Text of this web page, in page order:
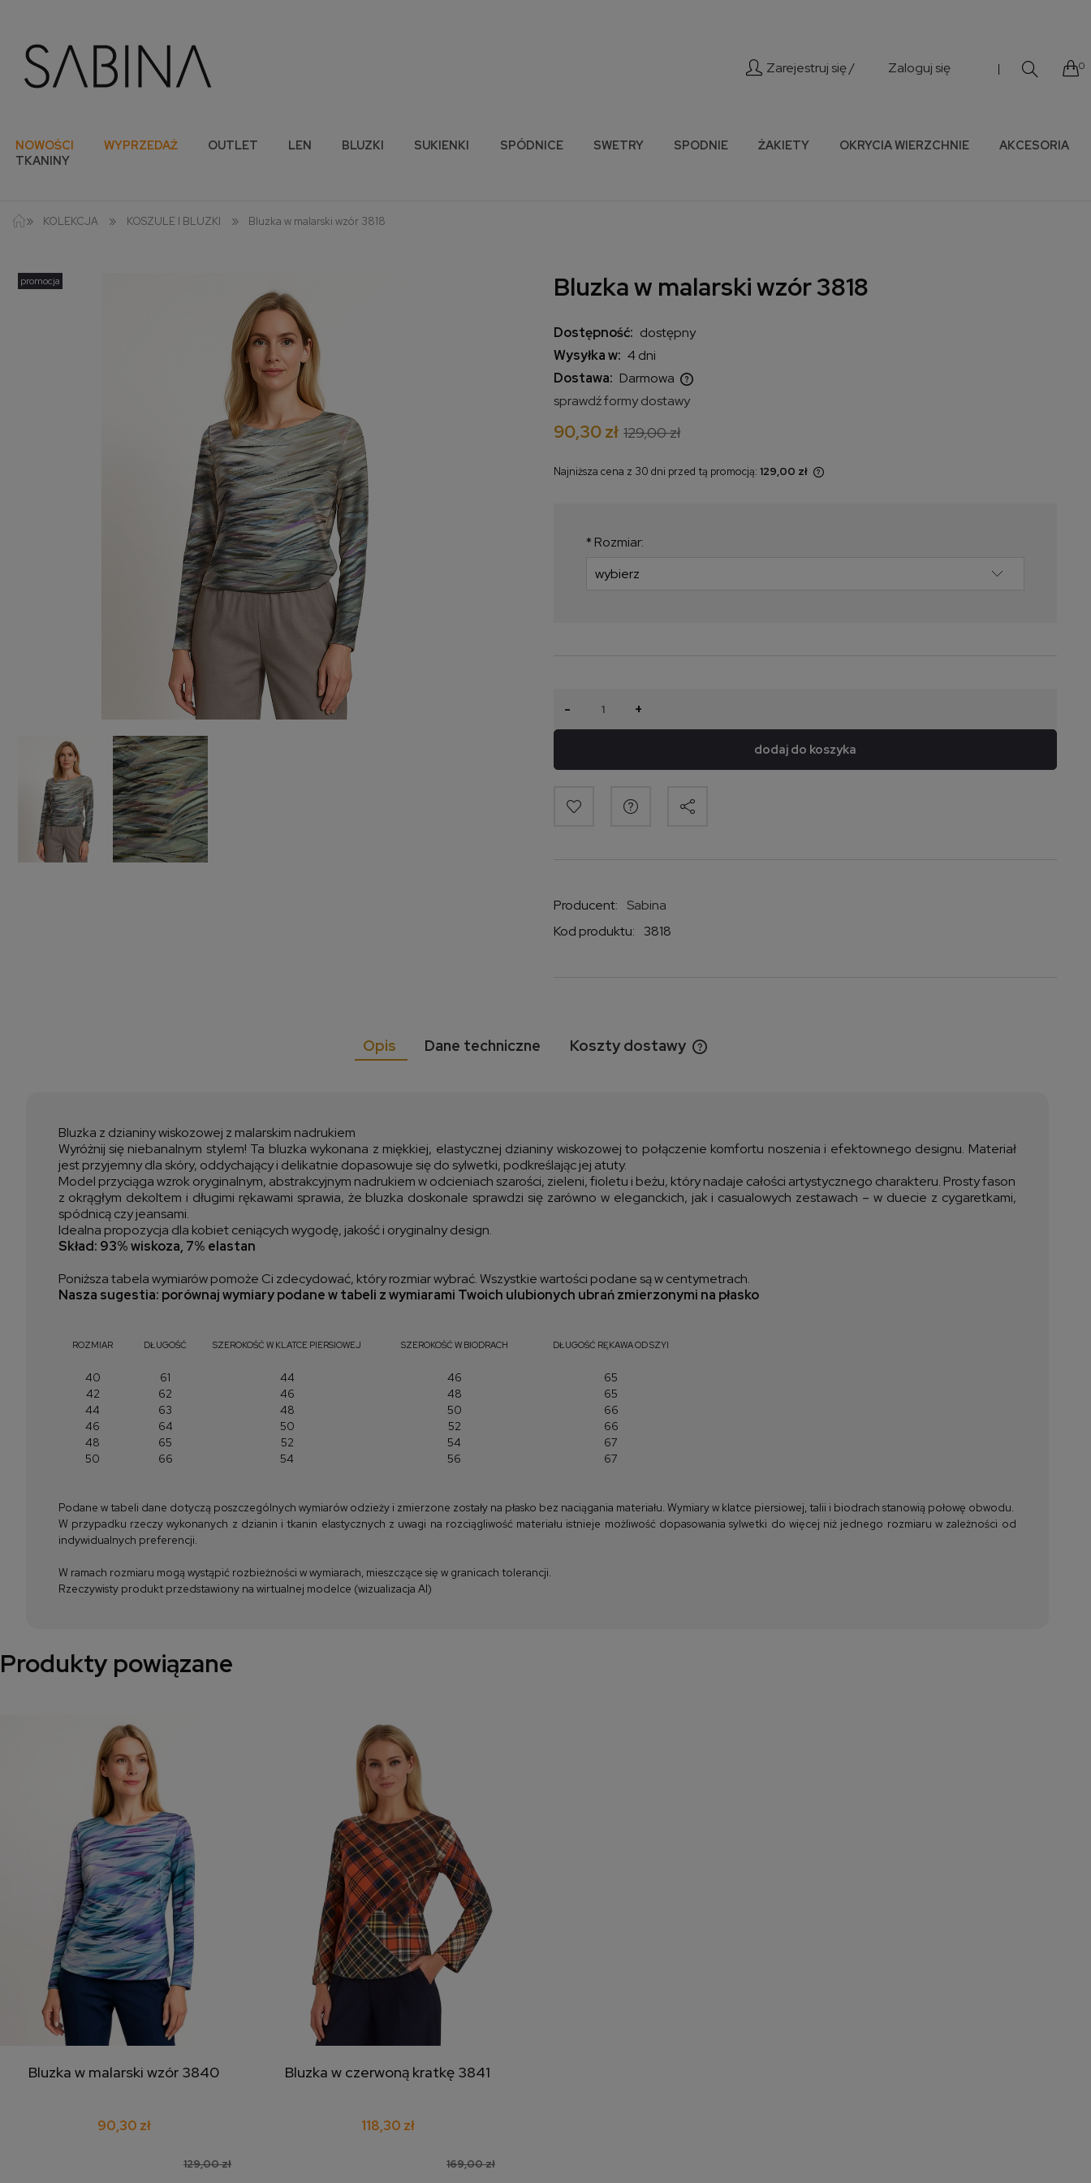
Zarejestruj się / Zaloguj się | 0
NOWOŚCI WYPRZEDAŻ OUTLET LEN BLUZKI SUKIENKI SPÓDNICE SWETRY SPODNIE ŻAKIETY OKRYCIA WIERZCHNIE
AKCESORIA
TKANINY
» KOLEKCJA » KOSZULE I BLUZKI » Bluzka w malarski wzór 3818
promocja Bluzka w malarski wzór 3818
Dostępność: dostępny
Wysyłka w: 4 dni
Dostawa: Darmowa
kosztów płatności
sprawdź formy dostawy
90,30 zł 129,00 zł
Najniższa cena z 30 dni przed tą promocją: 129,00 zł
najniższa cena od momentu, kiedy
* Rozmiar:
- +
dodaj do koszyka
Producent:
Sabina
Kod produktu:
3818
Opis Dane techniczne Koszty dostawy
Bluzka z dzianiny wiskozowej z malarskim nadrukiem
Wyróżnij się niebanalnym stylem! Ta bluzka wykonana z miękkiej, elastycznej dzianiny wiskozowej to połączenie komfortu noszenia i efektownego designu. Materiał
jest przyjemny dla skóry, oddychający i delikatnie dopasowuje się do sylwetki, podkreślając jej atuty.
Model przyciąga wzrok oryginalnym, abstrakcyjnym nadrukiem w odcieniach szarości, zieleni, fioletu i beżu, który nadaje całości artystycznego charakteru. Prosty fason
z okrągłym dekoltem i długimi rękawami sprawia, że bluzka doskonale sprawdzi się zarówno w eleganckich, jak i casualowych zestawach – w duecie z cygaretkami,
spódnicą czy jeansami.
Idealna propozycja dla kobiet ceniących wygodę, jakość i oryginalny design.
Skład: 93% wiskoza, 7% elastan
Poniższa tabela wymiarów pomoże Ci zdecydować, który rozmiar wybrać. Wszystkie wartości podane są w centymetrach.
Nasza sugestia: porównaj wymiary podane w tabeli z wymiarami Twoich ulubionych ubrań zmierzonymi na płasko
ROZMIAR DŁUGOŚĆ SZEROKOŚĆ W KLATCE PIERSIOWEJ SZEROKOŚĆ W BIODRACH DŁUGOŚĆ RĘKAWA OD SZYI
40 61 44 46
65
42
62 46 48
65
44
63 48 50
66
46
64 50 52
66
48
65 52 54
67
50
66 54 56 67
Podane w tabeli dane dotyczą poszczególnych wymiarów odzieży i zmierzone zostały na płasko bez naciągania materiału. Wymiary w klatce piersiowej, talii i biodrach stanowią połowę obwodu.
W przypadku rzeczy wykonanych z dzianin i tkanin elastycznych z uwagi na rozciągliwość materiału istnieje możliwość dopasowania sylwetki do więcej niż jednego rozmiaru w zależności od
indywidualnych preferencji.
W ramach rozmiaru mogą wystąpić rozbieżności w wymiarach, mieszczące się w granicach tolerancji.
Rzeczywisty produkt przedstawiony na wirtualnej modelce (wizualizacja AI)
Produkty powiązane
dodaj do koszyka
Bluzka w malarski wzór 3840
129,00 zł
90,30 zł
dodaj do koszyka
Bluzka w czerwoną kratkę 3841
169,00 zł
118,30 zł